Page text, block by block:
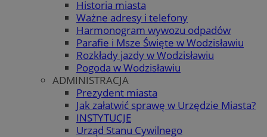
Historia miasta
Ważne adresy i telefony
Harmonogram wywozu odpadów
Parafie i Msze Święte w Wodzisławiu
Rozkłady jazdy w Wodzisławiu
Pogoda w Wodzisławiu
ADMINISTRACJA
Prezydent miasta
Jak załatwić sprawę w Urzędzie Miasta?
INSTYTUCJE
Urząd Stanu Cywilnego